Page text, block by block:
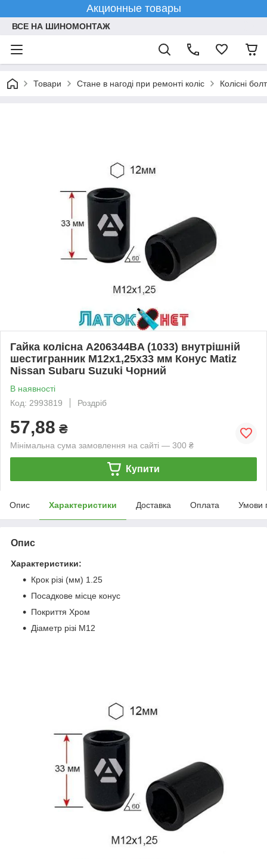
Акционные товары
ВСЕ НА ШИНОМОНТАЖ
Товари Стане в нагоді при ремонті коліс Колісні
Гайка колісна A206344BA (1033) внутрішній
шестигранник M12х1,25х33 мм Конус Matiz
Nissan Subaru Suzuki Чорний
В наявності
Код: 2993819
Роздріб
57,88 ₴
Мінімальна сума замовлення на сайті — 300 ₴
Купити
Опис Характеристики Доставка Оплата Умови
Опис
Характеристики:
Крок різі (мм) 1.25
Посадкове місце конус
Покриття Хром
Діаметр різі M12